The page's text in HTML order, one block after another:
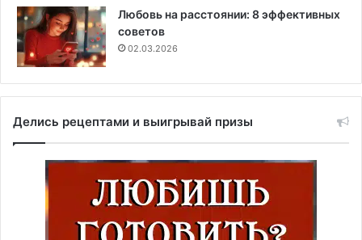
Любовь на расстоянии: 8 эффективных
советов
02.03.2026
Делись рецептами и выигрывай призы